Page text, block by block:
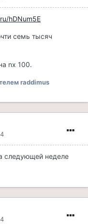
hDNum5E
семь тысяч
nx 100.
raddimus
следующей неделе